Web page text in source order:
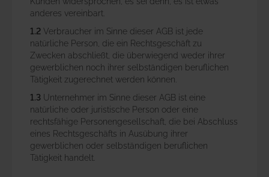
anderes vereinbart.
1.2 Verbraucher im Sinne dieser AGB ist jede
natürliche Person, die ein Rechtsgeschäft zu
Zwecken abschließt, die überwiegend weder ihrer
gewerblichen noch ihrer selbständigen beruflichen
Tätigkeit zugerechnet werden können.
1.3 Unternehmer im Sinne dieser AGB ist eine
natürliche oder juristische Person oder eine
rechtsfähige Personengesellschaft, die bei Abschluss
eines Rechtsgeschäfts in Ausübung ihrer
gewerblichen oder selbständigen beruflichen
Tätigkeit handelt.